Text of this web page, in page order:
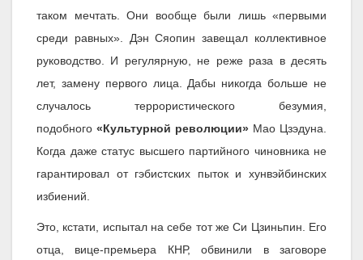
таком мечтать. Они вообще были лишь «первыми
среди равных». Дэн Сяопин завещал коллективное
руководство. И регулярную, не реже раза в десять
лет, замену первого лица. Дабы никогда больше не
случалось террористического безумия,
подобного «Культурной революции» Мао Цзэдуна.
Когда даже статус высшего партийного чиновника не
гарантировал от гэбистских пыток и хунвэйбинских
избиений.
Это, кстати, испытал на себе тот же Си Цзиньпин. Его
отца, вице-премьера КНР, обвинили в заговоре